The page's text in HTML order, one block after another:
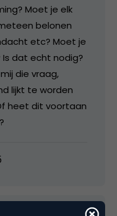
Moet je elk
belonen
etc? Moet je
Is dat echt nodig?
die vraag,
lijkt te worden
heet dit voortaan